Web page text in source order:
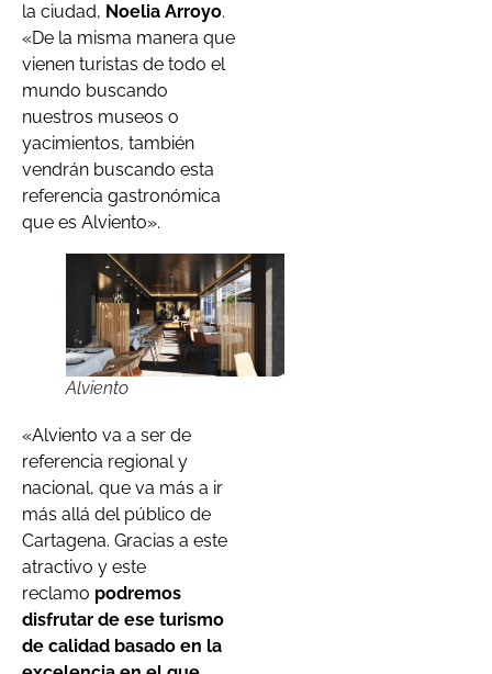
la ciudad, Noelia Arroyo.
«De la misma manera que
vienen turistas de todo el
mundo buscando
nuestros museos o
yacimientos, también
vendrán buscando esta
referencia gastronómica
que es Alviento».
Alviento
«Alviento va a ser de
referencia regional y
nacional, que va más a ir
más allá del público de
Cartagena. Gracias a este
atractivo y este
reclamo podremos
disfrutar de ese turismo
de calidad basado en la